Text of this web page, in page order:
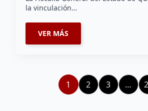
la vinculación…
VER MÁS
1 2 3 …